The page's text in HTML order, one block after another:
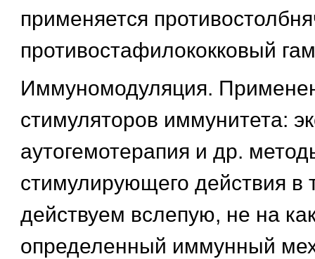
применяется
противостафилококковый
Иммуномодуляция.
стимуляторов иммунитета:
аутогемотерапия и др.
стимулирующего действия в
действуем вслепую, не на
определенный иммунный